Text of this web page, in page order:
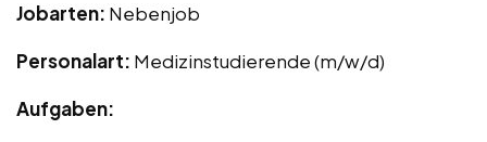
Jobarten: Nebenjob
Personalart: Medizinstudierende (m/w/d)
Aufgaben: